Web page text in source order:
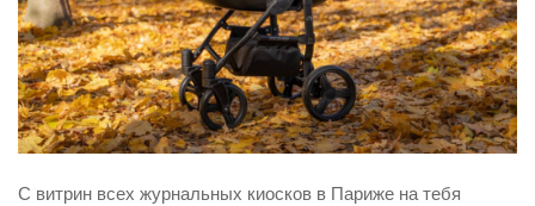
С витрин всех журнальных киосков в Париже на тебя